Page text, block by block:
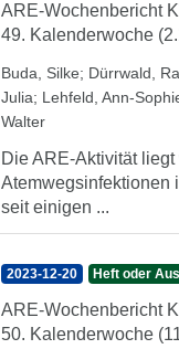
ARE-Wochenbericht
49. Kalenderwoche
Buda, Silke; Dürrwald,
Julia; Lehfeld, Ann-
Walter
Die ARE-Aktivität
Atemwegsinfektionen
seit einigen ...
2023-12-20 Heft oder
ARE-Wochenbericht
50. Kalenderwoche